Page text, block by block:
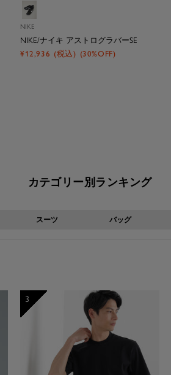
ブ
ラ
ッ
ク
NIKE
NIKE/ナイキ アストログラバーSE
セ
¥12,936 (税込) (30%OFF)
カテゴリー別ランキング
スーツ バッグ
3